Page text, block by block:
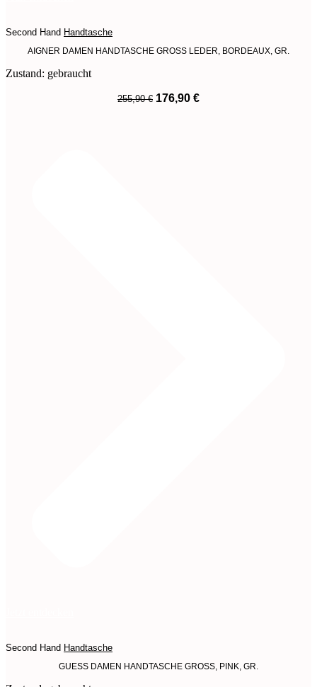
Second Hand Handtasche
AIGNER DAMEN HANDTASCHE GROSS LEDER, BORDEAUX, GR.
Zustand: gebraucht
255,90€ Ursprünglicher
Preis
176,90 €Aktueller
Second Hand Handtasche
GUESS DAMEN HANDTASCHE GROSS, PINK, GR.